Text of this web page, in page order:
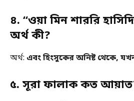
৪. “ওয়া মিন শাররি
অর্থ কী?
অর্থ: এবং হিংসুকের অনিষ্ট থেকে,
৫. সূরা ফালাক কত